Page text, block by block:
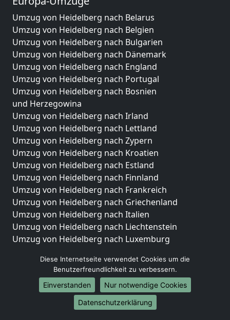
Umzug von Heidelberg nach Belarus
Umzug von Heidelberg nach Belgien
Umzug von Heidelberg nach Bulgarien
Umzug von Heidelberg nach Dänemark
Umzug von Heidelberg nach England
Umzug von Heidelberg nach Portugal
Umzug von Heidelberg nach Bosnien
und Herzegowina
Umzug von Heidelberg nach Irland
Umzug von Heidelberg nach Lettland
Umzug von Heidelberg nach Zypern
Umzug von Heidelberg nach Kroatien
Umzug von Heidelberg nach Estland
Umzug von Heidelberg nach Finnland
Umzug von Heidelberg nach Frankreich
Umzug von Heidelberg nach Griechenland
Umzug von Heidelberg nach Italien
Umzug von Heidelberg nach Liechtenstein
Umzug von Heidelberg nach Luxemburg
Umzug von Heidelberg nach Norwegen
Umzüge-Deutschlandweit
Umzug von Heidelberg nach Berlin
Umzug von Heidelberg nach Hamburg
Diese Internetseite verwendet Cookies um die
Benutzerfreundlichkeit zu verbessern.
Einverstanden
Nur notwendige Cookies
Datenschutzerklärung